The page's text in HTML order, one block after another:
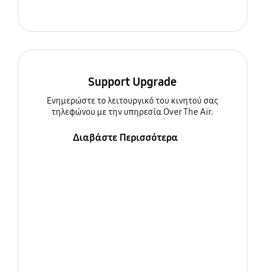
Support Upgrade
Ενημερώστε τo λειτουργικό του κινητού σας
τηλεφώνου με την υπηρεσία Over The Air.
Διαβάστε Περισσότερα